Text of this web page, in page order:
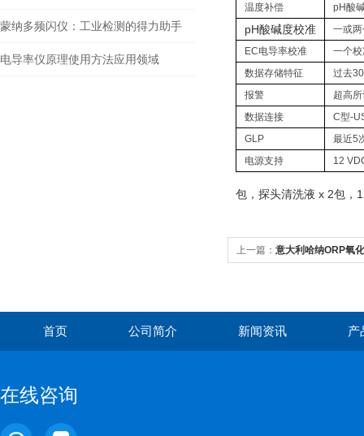
蒙纳多频闪仪：工业检测的得力助手
电导率仪原理使用方法应用领域
温度补偿 pH酸
pH酸碱度校准
一或
EC电导率校准
一个
数据存储特征
过去
报警
超高
数据连接
C型-
GLP
最近5
电源支持
12
包，探头清洗液 x 2包，
上一篇： 意大利哈纳ORP氧
首页 公司简介 新闻资讯 产
在线咨询